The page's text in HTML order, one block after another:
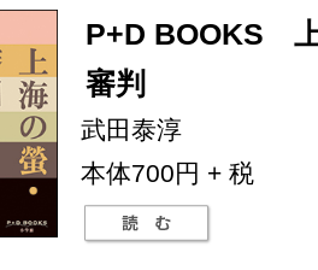
P+D BOOKS
審判
武田泰淳
本体700円 + 税